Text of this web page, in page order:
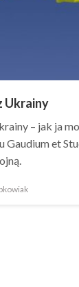
Ukrainy
– jak ja
Gaudium et